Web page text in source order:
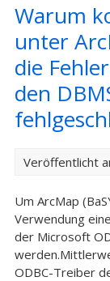
Warum
unter
die
den
Veröffentlicht
Um ArcMap
Verwendung
der Microsoft
ODBC-Treiber